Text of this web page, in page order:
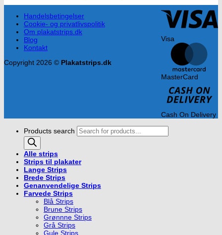
Visa
MasterCard
Cash On Delivery
Handelsbetingelser
Cookie- og privatlivspolitik
Om plakatstrips.dk
Blog
Kontakt
Copyright 2026 © Plakatstrips.dk
Products search
Alle strips
Strips til plakater
Lange Strips
Brede Strips
Genanvendelige Strips
Farvede Strips
Blå Strips
Brune Strips
Grønnne Strips
Grå Strips
Gule Strips